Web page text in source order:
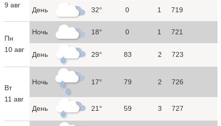
9 авг
День 32° 0 1 719
Пн
10 авг
Ночь 18° 0 1 721
День 29° 83 2 723
Вт
11 авг
Ночь 17° 79 2 726
День 21° 59 3 727